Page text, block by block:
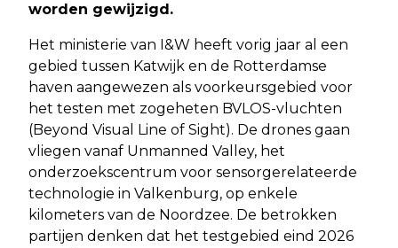
worden gewijzigd.
Het ministerie van I&W heeft vorig jaar al een
gebied tussen Katwijk en de Rotterdamse
haven aangewezen als voorkeursgebied voor
het testen met zogeheten BVLOS-vluchten
(Beyond Visual Line of Sight). De drones gaan
vliegen vanaf Unmanned Valley, het
onderzoekscentrum voor sensorgerelateerde
technologie in Valkenburg, op enkele
kilometers van de Noordzee. De betrokken
partijen denken dat het testgebied eind 2026